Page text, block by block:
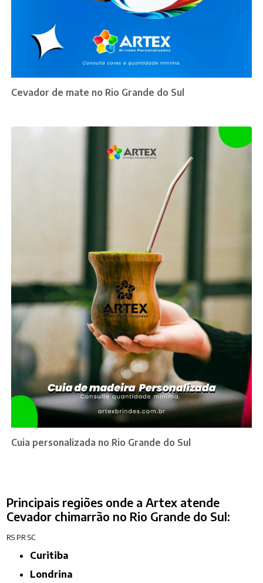
Cevador de mate no Rio Grande do Sul
Cuia personalizada no Rio Grande do Sul
Principais regiões onde a Artex atende
Cevador chimarrão no Rio Grande do Sul:
RS PR SC
Curitiba
Londrina